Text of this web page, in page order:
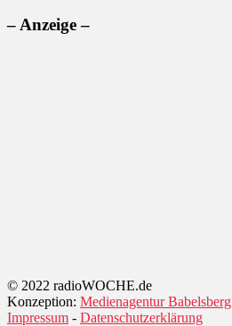
– Anzeige –
© 2022 radioWOCHE.de
Konzeption: Medienagentur Babelsberg
Impressum - Datenschutzerklärung